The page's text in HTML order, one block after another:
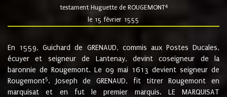
testament Huguette de ROUGEMONT4
le 15 février 1555
En 1559, Guichard de GRENAUD, commis aux Postes Ducales,
écuyer et seigneur de Lantenay, devint coseigneur de la
baronnie de Rougemont. Le 09 mai 1613 devient seigneur de
Rougemont5. Joseph de GRENAUD, fit titrer Rougemont en
marquisat et en fut le premier marquis. LE MARQUISAT